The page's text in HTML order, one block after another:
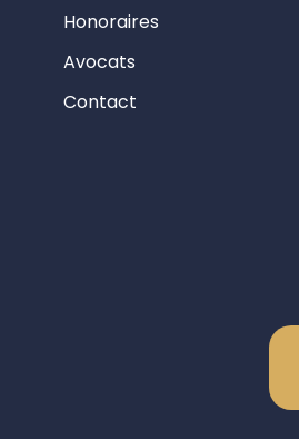
Honoraires
Avocats
Contact